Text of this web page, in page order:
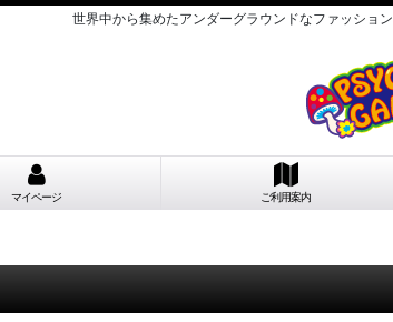
世界中から集めたアンダーグラウンドなファッショ
マイページ ご利用案内